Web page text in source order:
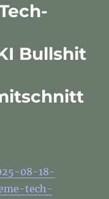
Bullshit
08-18-
tech-